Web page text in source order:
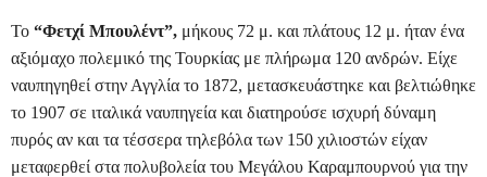
Το “Φετχί Μπουλέντ”, μήκους 72 μ. και πλάτους 12 μ. ήταν ένα
αξιόμαχο πολεμικό της Τουρκίας με πλήρωμα 120 ανδρών. Είχε
ναυπηγηθεί στην Αγγλία το 1872, μετασκευάστηκε και βελτιώθηκε
το 1907 σε ιταλικά ναυπηγεία και διατηρούσε ισχυρή δύναμη
πυρός αν και τα τέσσερα τηλεβόλα των 150 χιλιοστών είχαν
μεταφερθεί στα πολυβολεία του Μεγάλου Καραμπουρνού για την